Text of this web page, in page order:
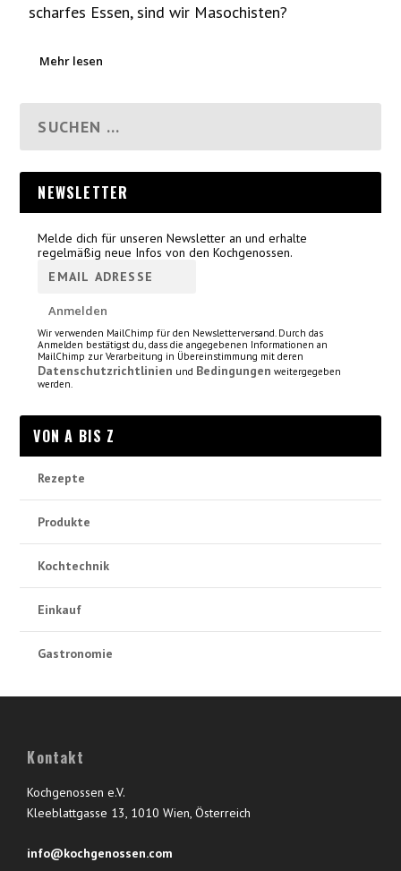
scharfes Essen, sind wir Masochisten?
Mehr lesen
NEWSLETTER
Melde dich für unseren Newsletter an und erhalte
regelmäßig neue Infos von den Kochgenossen.
Wir verwenden MailChimp für den Newsletterversand. Durch das
Anmelden bestätigst du, dass die angegebenen Informationen an
MailChimp zur Verarbeitung in Übereinstimmung mit deren
Datenschutzrichtlinien und Bedingungen weitergegeben
werden.
VON A BIS Z
Rezepte
Produkte
Kochtechnik
Einkauf
Gastronomie
Kontakt
Kochgenossen e.V.
Kleeblattgasse 13, 1010 Wien, Österreich
info@kochgenossen.com